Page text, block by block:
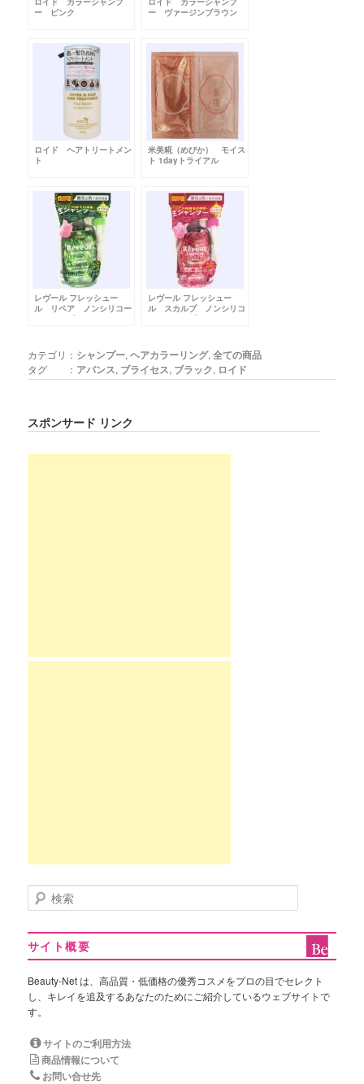
ー ピンク
ー ヴァージンブラウン
ロイド ヘアトリートメン
ト
米美糀（めびか） モイス
ト 1dayトライアル
レヴール フレッシュー
ル リペア ノンシリコー
ンシャンプー ディスペン
レヴール フレッシュー
ル スカルプ ノンシリコ
ーンシャンプー ディスペ
カテゴリ： シャンプー,ヘアカラーリング,全ての商品
タグ ： アバンス, ブライセス, ブラック, ロイド
スポンサード リンク
検
索
サイト概要
Beauty-Net は、高品質・低価格の優秀コスメをプロの目でセレクト
し、キレイを追及するあなたのためにご紹介しているウェブサイトで
す。
サイトのご利用方法
商品情報について
お問い合せ先